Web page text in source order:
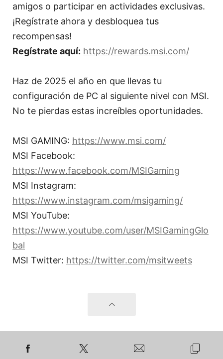
amigos o participar en actividades exclusivas.
¡Regístrate ahora y desbloquea tus
recompensas!
Regístrate aquí: https://rewards.msi.com/
Haz de 2025 el año en que llevas tu
configuración de PC al siguiente nivel con MSI.
No te pierdas estas increíbles oportunidades.
MSI GAMING: https://www.msi.com/
MSI Facebook:
https://www.facebook.com/MSIGaming
MSI Instagram:
https://www.instagram.com/msigaming/
MSI YouTube:
https://www.youtube.com/user/MSIGamingGlo
bal
MSI Twitter: https://twitter.com/msitweets